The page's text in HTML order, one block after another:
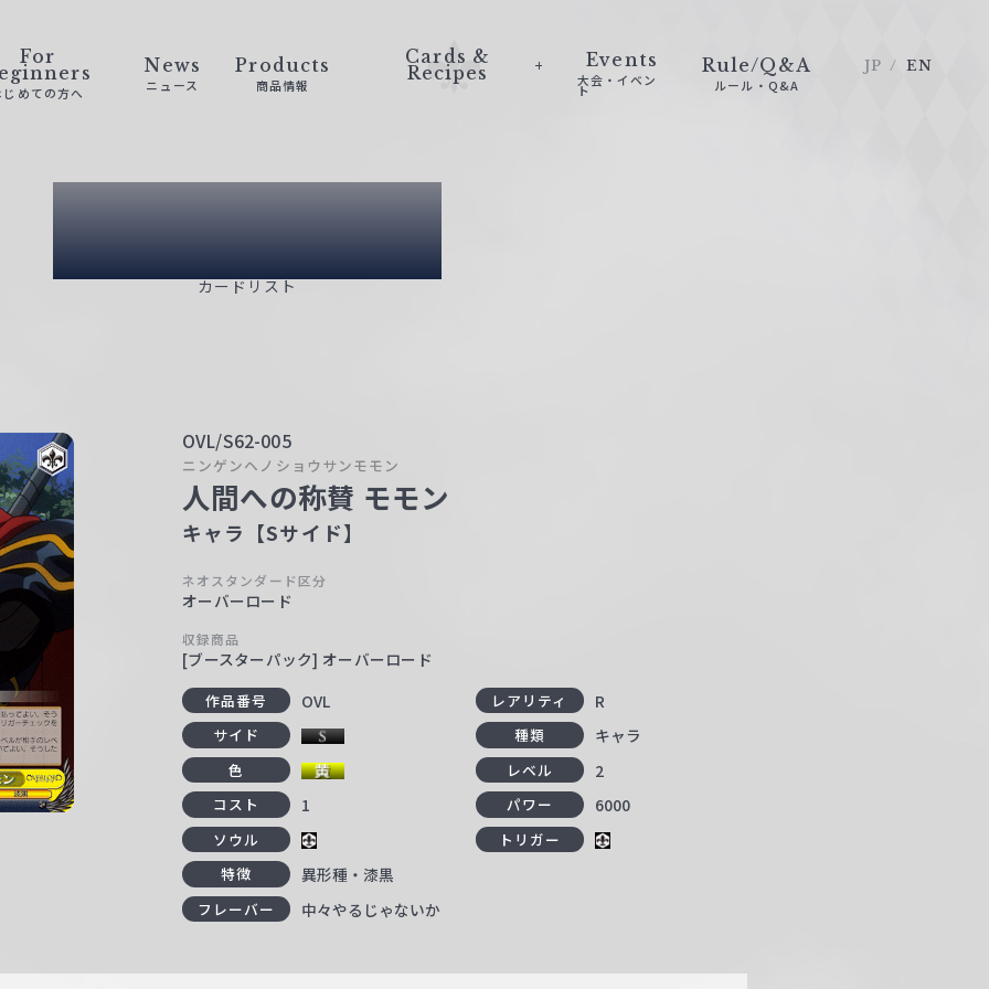
For
じめての方へ
News
ニュース
Products
商品情報
Cards &
Recipes
Events
大会・イベン
ト
Rule/Q&A
ルール・Q&A
JP EN
Card List
カードリスト
OVL/S62-005
ニンゲンヘノショウサンモモン
人間への称賛 モモン
キャラ【Sサイド】
ネオスタンダード区分
オーバーロード
収録商品
[ブースターパック] オーバーロード
作品番号 OVL レアリティ R
サイド 種類 キャラ
色 レベル 2
コスト 1 パワー 6000
ソウル
トリガー
特徴
異形種・漆黒
フレーバー 中々やるじゃないか